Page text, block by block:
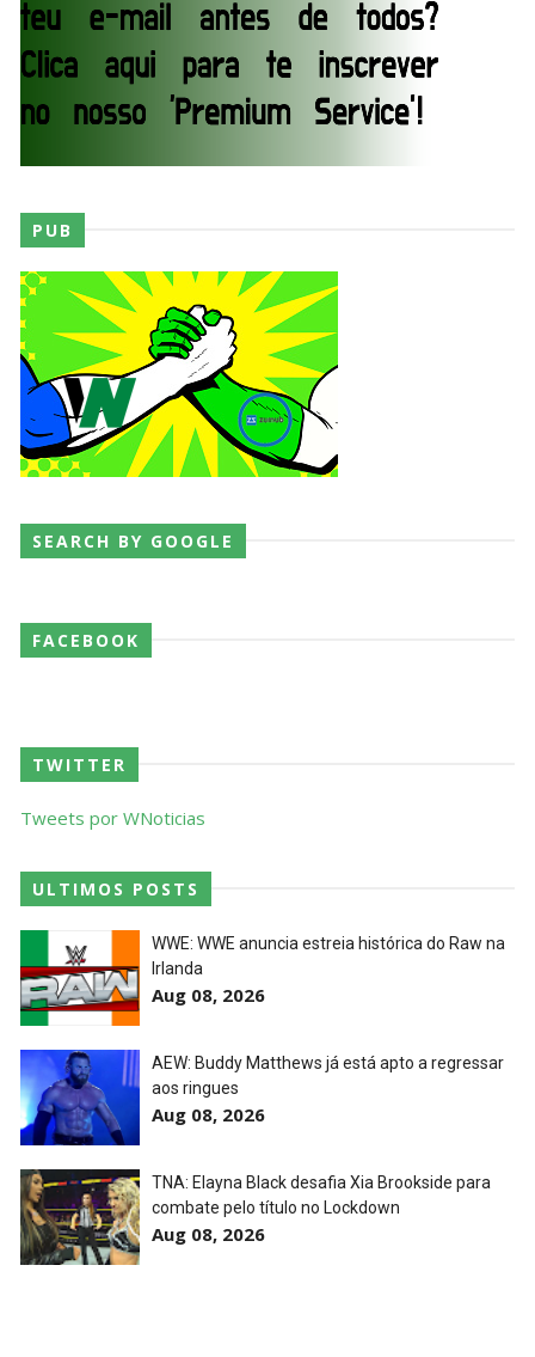
AEW Redemption 2026
Jul 27 2026
Unknown
Dark Side of the Ring Season 7 Episode 4 “Necro
Butcher vs. Samoa Joe”
Unknown-Jul 26 2026
WWE Main Event, July 23, 2026
Unknown-Jul 26 2026
Championship Match
Unknown-Jul 26 2026
Unknown-Jul 26 2026
WWE Friday Night Smackdown 24 July 2026
Unknown-Jul 25 2026
TNA iMPACT Wrestling 23 July 2026
Unknown-Jul 24 2026
WWE Friday Night Smackdown 07Aug2026
Unknown-Aug 08 2026
PUB
SEARCH BY GOOGLE
FACEBOOK
TWITTER
Tweets por WNoticias
ULTIMOS POSTS
WWE: WWE anuncia estreia histórica do Raw na
Irlanda
Aug 08, 2026
AEW: Buddy Matthews já está apto a regressar
aos ringues
Aug 08, 2026
TNA: Elayna Black desafia Xia Brookside para
combate pelo título no Lockdown
Aug 08, 2026